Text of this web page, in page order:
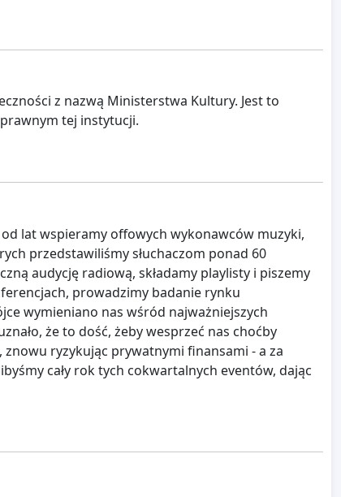
z nazwą Ministerstwa Kultury. Jest to
tej instytucji.
od lat wspieramy offowych wykonawców muzyki,
przedstawiliśmy słuchaczom ponad 60
audycję radiową, składamy playlisty i piszemy
prowadzimy badanie rynku
wymieniano nas wśród najważniejszych
że to dość, żeby wesprzeć nas choćby
ryzykując prywatnymi finansami - a za
cały rok tych cokwartalnych eventów, dając